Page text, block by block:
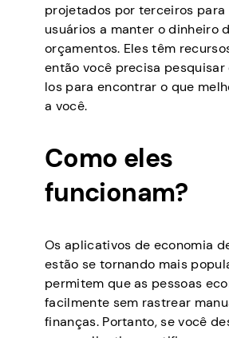
projetados por terceiros para
usuários a manter o dinheiro
orçamentos. Eles têm
então você precisa
los para encontrar o que
a você.
Como eles
funcionam?
Os aplicativos de economia
estão se tornando mais
permitem que as pessoas
facilmente sem rastrear
finanças. Portanto, se você